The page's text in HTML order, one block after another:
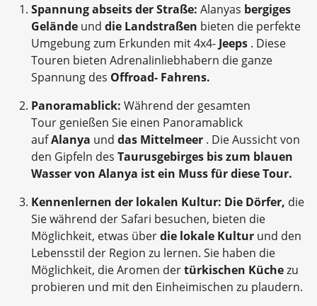
Spannung abseits der Straße: Alanyas bergiges
Gelände und die Landstraßen bieten die perfekte
Umgebung zum Erkunden mit 4x4- Jeeps . Diese
Touren bieten Adrenalinliebhabern die ganze
Spannung des Offroad- Fahrens.
Panoramablick: Während der gesamten
Tour genießen Sie einen Panoramablick
aufAlanya und das Mittelmeer . Die Aussicht von
den Gipfeln des Taurusgebirges bis zum blauen
Wasser von Alanya ist ein Muss für diese Tour.
Kennenlernen der lokalen Kultur: Die Dörfer, die
Sie während der Safari besuchen, bieten die
Möglichkeit, etwas überdie lokale Kultur und den
Lebensstil der Region zu lernen. Sie haben die
Möglichkeit, die Aromen dertürkischen Küchezu
probieren und mit den Einheimischen zu plaudern.